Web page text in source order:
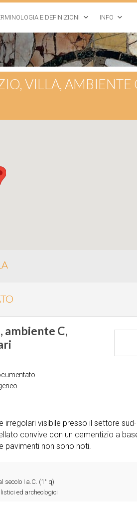
E DEFINIZIONI INFO
VILLA, AMBIENTE
ambiente C,
visibile presso il settore
convive con un cementizio a
pavimenti non sono noti.
secolo I a.C. (1° q)
ed archeologici